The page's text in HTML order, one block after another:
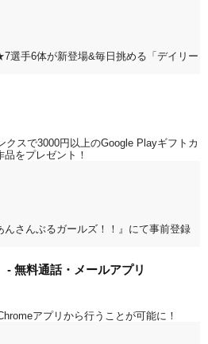
選手6体が新登場&毎日挑める「デイリー
スで3000円以上のGoogle Playギフトカ
をプレゼント！
んさんぶるガールズ！！』にて事前登録
- 無料通話・メールアプリ
アプリから行うことが可能に！